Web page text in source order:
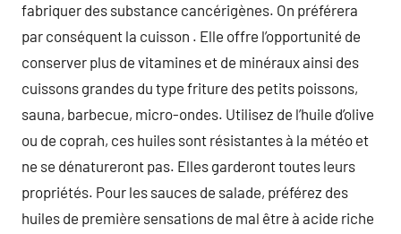
fabriquer des substance cancérigènes. On préférera
par conséquent la cuisson . Elle offre l’opportunité de
conserver plus de vitamines et de minéraux ainsi des
cuissons grandes du type friture des petits poissons,
sauna, barbecue, micro-ondes. Utilisez de l’huile d’olive
ou de coprah, ces huiles sont résistantes à la météo et
ne se dénatureront pas. Elles garderont toutes leurs
propriétés. Pour les sauces de salade, préférez des
huiles de première sensations de mal être à acide riche